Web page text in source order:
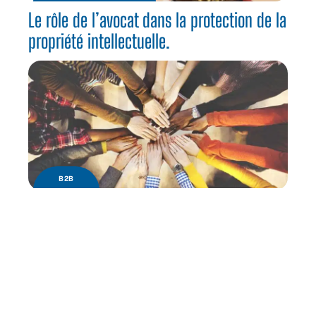
Le rôle de l’avocat dans la protection de la
propriété intellectuelle.
B2B